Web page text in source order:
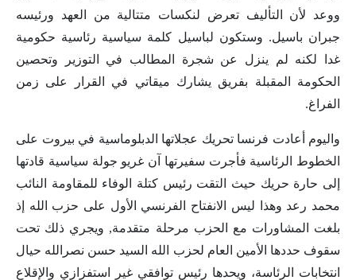
ووعد لأن التأليف تعرض لنكسات متتالية من العهد ورئيسه
جبران باسيل. وستكون لباسيل كلمة سياسية رئاسية حكومية
غدا لكنه لم ينزل عن شجرة المطالب في التوزير وتحصين
الحكومة المقبلة بفريق يشارك ميقاتي في القرار على زمن
الفراغ.
واليوم أعادت فرنسا تحريك عجلاتها الدبلوماسية في بيروت على
الخطوط الرئاسية فأجرت سفيرتها آن غريو جولة سياسية قادتها
إلى حارة حريك حيث التقت رئيس كتلة الوفاء للمقاومة النائب
محمد رعد وهذا ليس الانفتاح الفرنسي الأول على حزب الله إذ
بلغت المشاورات مع الحزب مرحلة متقدمة, ويجري ذلك تحت
سقوف حددها الأمين العام لحزب الله السيد حسن نصرالله حيال
انتخابات الرئاسة، ويحدها رئيس توافقي غير استفزازي والإقلاع